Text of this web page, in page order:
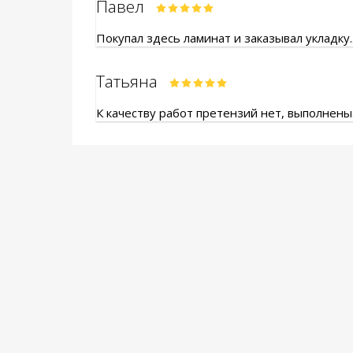
Павел
Покупал здесь ламинат и заказывал
Татьяна
К качеству работ претензий нет,